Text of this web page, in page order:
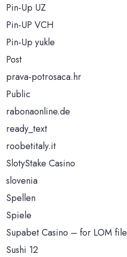
Pin-Up UZ
Pin-UP VCH
Pin-Up yukle
Post
prava-potrosaca.hr
Public
rabonaonline.de
ready_text
roobetitaly.it
SlotyStake Casino
slovenia
Spellen
Spiele
Supabet Casino – for LOM file
Sushi 12